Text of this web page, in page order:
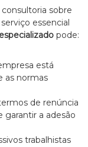
sobre
essencial
pode:
está
as normas
de renúncia
garantir a adesão
trabalhistas